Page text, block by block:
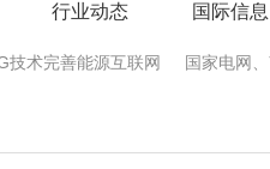
行业动态 国际信息
技术完善能源互联网 国家电网
网验收投运
能而创新——第五届国际储能峰会